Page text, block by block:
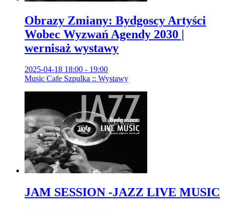
Obrazy Zmiany: Bydgoscy Artyści
Wobec Wyzwań Agendy 2030 |
wernisaż wystawy
2025-04-18 18:00 - 19:00
Music Cafe Szpulka :: Wystawy
JAM SESSION -JAZZ LIVE MUSIC